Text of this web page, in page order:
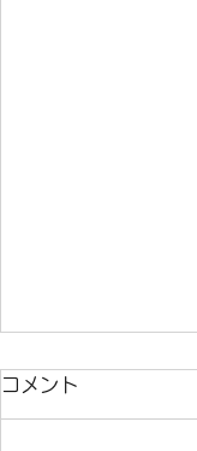
コメント